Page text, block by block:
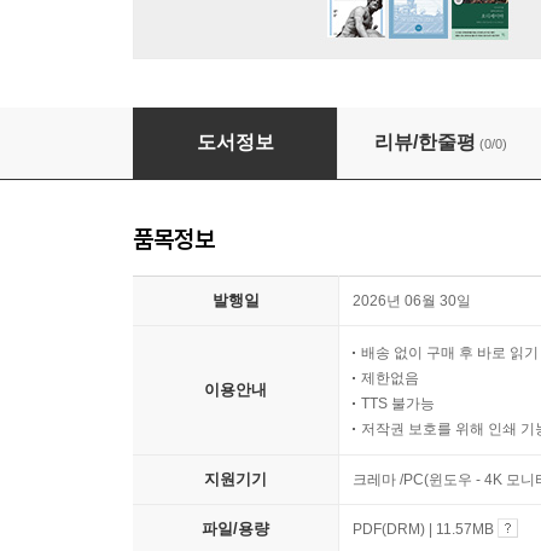
색과 함께하는 미술치료
도서정보 리뷰/한줄평 (0/0)
품목정보
발행일 2026년 06월 30일
이용안내
배송 없이 구매 후 바로 읽기
제한없음
TTS 불가능
저작권 보호를 위해 인쇄 기
지원기기 크레마 /PC(윈도우 - 4K 모
파일/용량 PDF(DRM) | 11.57MB